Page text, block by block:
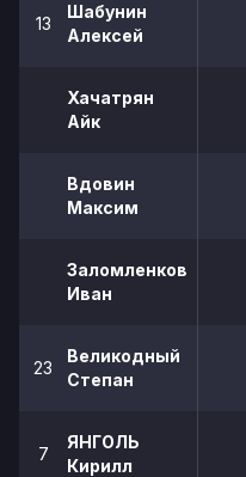
13
Шабунин
Алексей
Хачатрян
Айк
Вдовин
Максим
Заломленков
Иван
23
Великодный
Степан
7
ЯНГОЛЬ
Кирилл